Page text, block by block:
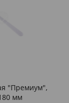
"Премиум",
мм